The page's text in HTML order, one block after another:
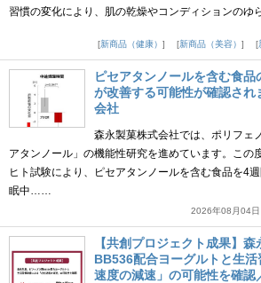
習慣の変化により、肌の乾燥やコンディションのゆ
新商品（健康）
新商品（美容）
ピセアタンノールを含む食
が改善する可能性が確認され
会社
森永製菓株式会社では、ポリフェ
アタンノール」の機能性研究を進めています。この
ヒト試験により、ピセアタンノールを含む食品を4
眠中……
2026年08月04
【共創プロジェクト成果】
BB536配合ヨーグルトと生
速度の減速」の可能性を確